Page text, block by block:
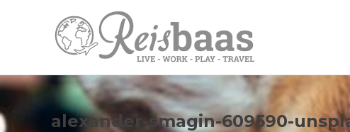
alexander-smagin-609590-